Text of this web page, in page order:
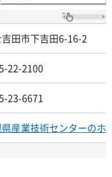
田市下吉田6-16-2
22-2100
23-6671
産業技術センターのホ